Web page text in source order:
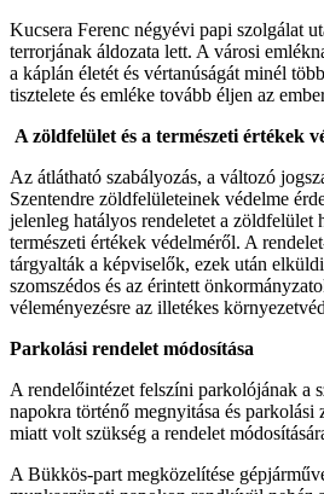
Kucsera Ferenc négyévi papi szolgálat
terrorjának áldozata lett. A városi
a káplán életét és vértanúságát minél
tisztelete és emléke tovább éljen az
A zöldfelület és a természeti értékek
Az átlátható szabályozás, a változó
Szentendre zöldfelületeinek védelme
jelenleg hatályos rendeletet a zöldfelület
természeti értékek védelméről. A
tárgyalták a képviselők, ezek után
szomszédos és az érintett
véleményezésre az illetékes
Parkolási rendelet módosítása
A rendelőintézet felszíni parkolójának a
napokra történő megnyitása és parkolási
miatt volt szükség a rendelet
A Bükkös-part megközelítése